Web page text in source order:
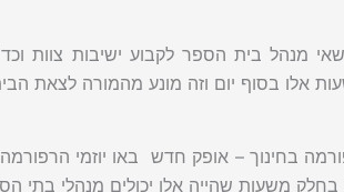
מנהל בית הספר לקבוע ישיבות צוות
אלו בסוף יום וזה מונע מהמורה לצאת
בחינוך – אופק חדש באו יוזמי
בחלק משעות שהייה אלו יכולים מנהלי בתי